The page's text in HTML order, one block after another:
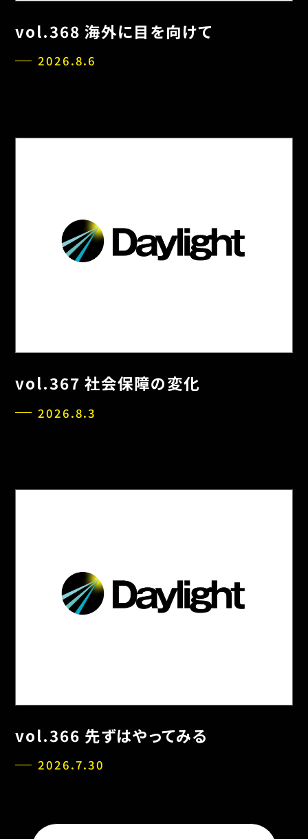
vol.368 海外に目を向けて
2026.8.6
vol.367 社会保障の変化
2026.8.3
vol.366 先ずはやってみる
2026.7.30